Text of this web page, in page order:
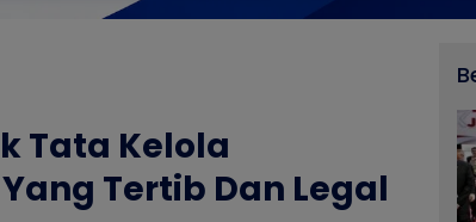
Tata Kelola
Tertib Dan Legal